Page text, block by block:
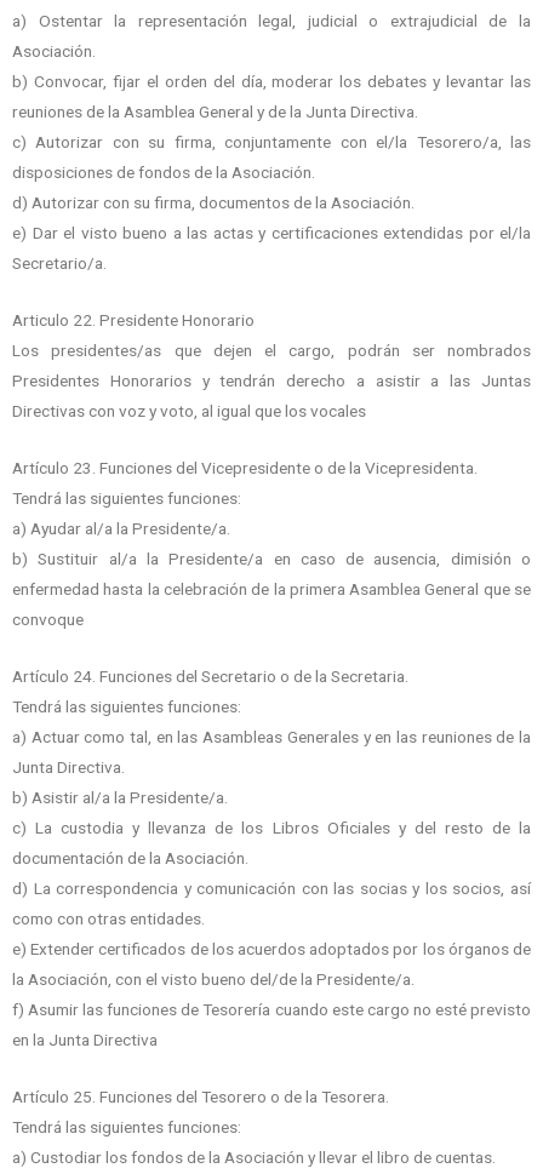
a) Ostentar la representación legal, judicial o extrajudicial de la
Asociación.
b) Convocar, fijar el orden del día, moderar los debates y levantar las
reuniones de la Asamblea General y de la Junta Directiva.
c) Autorizar con su firma, conjuntamente con el/la Tesorero/a, las
disposiciones de fondosde la Asociación.
d) Autorizar con su firma, documentos de la Asociación.
e) Dar el visto bueno a las actas y certificaciones extendidas por el/la
Secretario/a.
Articulo 22. Presidente Honorario
Los presidentes/as que dejen el cargo, podrán ser nombrados
Presidentes Honorarios y tendrán derecho a asistir a las Juntas
Directivas con voz y voto, al igual que los vocales
Artículo 23. Funciones del Vicepresidente o de la Vicepresidenta.
Tendrá las siguientes funciones:
a) Ayudar al/a la Presidente/a.
b) Sustituir al/a la Presidente/a en caso de ausencia, dimisión o
enfermedad hasta la celebración de la primera Asamblea General que se
convoque
Artículo 24. Funciones del Secretario o de la Secretaria.
Tendrá las siguientes funciones:
a) Actuar como tal, en las Asambleas Generales y en las reuniones de la
Junta Directiva.
b) Asistir al/a la Presidente/a.
c) La custodia y llevanza de los Libros Oficiales y del resto de la
documentación de la Asociación.
d) La correspondencia y comunicación con las socias y los socios, así
como con otras entidades.
e) Extender certificados de los acuerdos adoptados por los órganos de
la Asociación, con el visto bueno del/de la Presidente/a.
f) Asumir las funciones de Tesorería cuando este cargo no esté previsto
en la Junta Directiva
Artículo 25. Funciones del Tesorero o de la Tesorera.
Tendrá las siguientes funciones:
a) Custodiar los fondos de la Asociación y llevar el libro de cuentas.